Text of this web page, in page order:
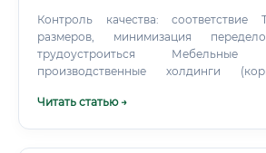
Контроль качества: соответствие
размеров, минимизация
трудоустроиться Мебельные фабрики и
производственные холдинги
Читать статью →